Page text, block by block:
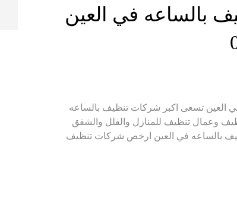
بالساعه في العين
العين تسعى اكبر شركات تنظيف بالساعه
وعمال تنظيف للمنازل والفلل والشقق
بالساعه في العين ارخص شركات تنظيف